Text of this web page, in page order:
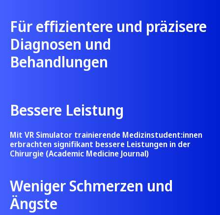
Für effizientere und präzisere
Diagnosen und
Behandlungen
Bessere Leistung
Mit VR Simulator trainierende Medizinstudent:innen
erbrachten signifikant bessere Leistungen in der
Chirurgie (Academic Medicine Journal)
Weniger Schmerzen und
Ängste